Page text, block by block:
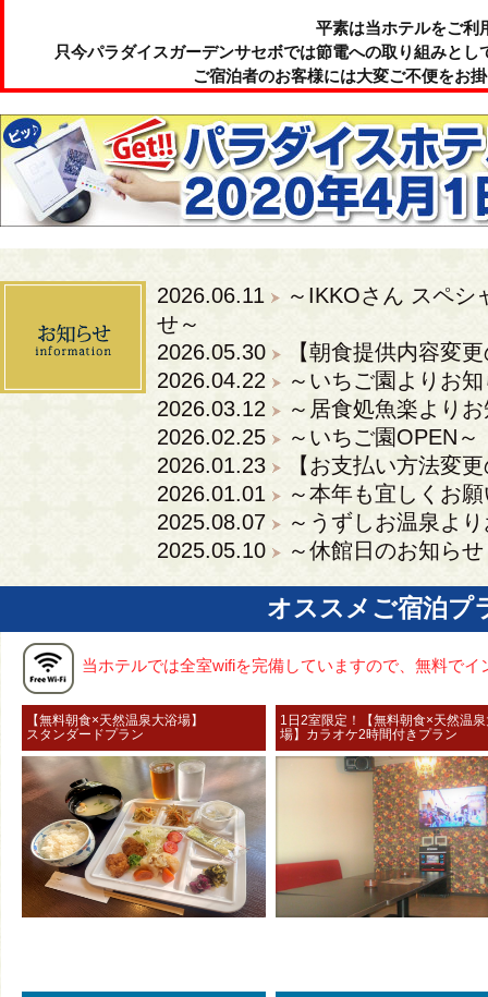
平素は当ホテルをご利
只今パラダイスガーデンサセボでは節電への取り組みと
ご宿泊者のお客様には大変ご不便をお
2026.06.11
～IKKOさん スペシ
せ～
2026.05.30
【朝食提供内容変
2026.04.22
～いちご園よりお
2026.03.12
～居食処魚楽より
2026.02.25
～いちご園OPEN～
2026.01.23
【お支払い方法変
2026.01.01
～本年も宜しくお
2025.08.07
～うずしお温泉よ
2025.05.10
～休館日のお知ら
オススメご宿泊プ
当ホテルでは全室wifiを完備していますので、無料で
【無料朝食×天然温泉大浴場】
スタンダードプラン
1日2室限定！【無料朝食×天然温
場】カラオケ2時間付きプラン